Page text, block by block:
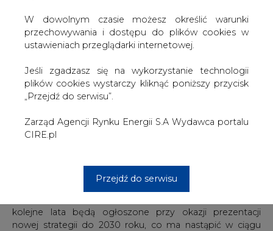
W dowolnym czasie możesz określić warunki
przechowywania i dostępu do plików cookies w
ustawieniach przeglądarki internetowej.
Jeśli zgadzasz się na wykorzystanie technologii
plików cookies wystarczy kliknąć poniższy przycisk
„Przejdź do serwisu”.
Zarząd Agencji Rynku Energii S.A Wydawca portalu
CIRE.pl
Przejdź do serwisu
naszych projektów. Monitorujemy sytuację u naszych
wykonawców i podwykonawców, również w fabrykach,
które produkują części dla wykonawców. Obecna
zatrzymaniu nowych odwiertów w Kanadzie, jednak w
pozostałych procesach inwestycyjnych na tę chwilę
zakontraktowaliśmy ponad 90 proc. planowanych na ten
podczas czwartkowej telekonferencji prasowej.
kolejne lata będą ogłoszone przy okazji prezentacji
nowej strategii do 2030 roku, co ma nastąpić w ciągu